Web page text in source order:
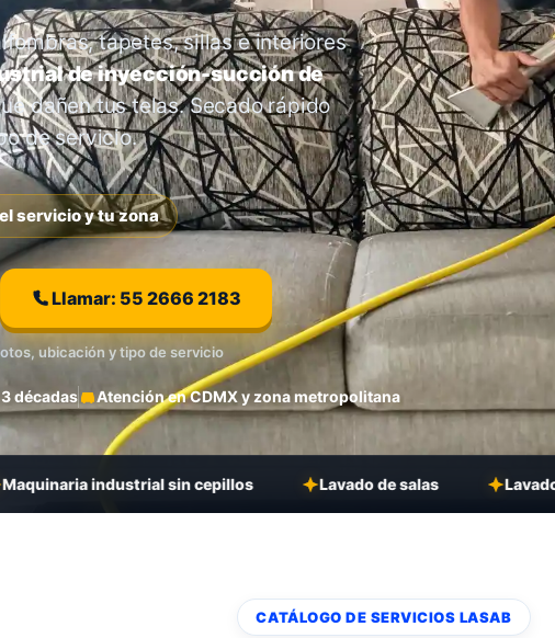
tapetes, sillas e interiores
de inyección-succión de
dañen tus telas. Secado rápido
de servicio.
servicio y tu zona
Llamar: 55 2666 2183
ubicación y tipo de servicio
décadas Atención en CDMX y zona metropolitana
industrial sin cepillos Lavado de salas Lavado de
CATÁLOGO DE SERVICIOS LASAB